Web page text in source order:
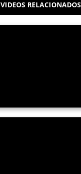
VIDEOS RELACIONADOS